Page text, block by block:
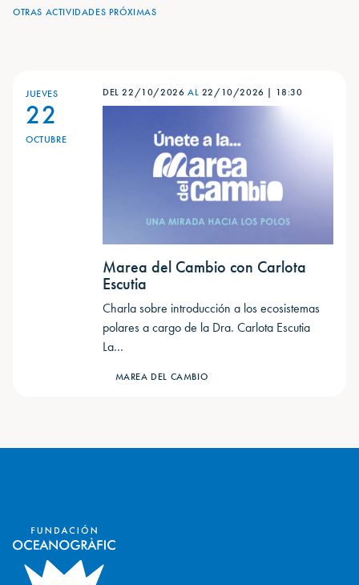
OTRAS ACTIVIDADES PRÓXIMAS
JUEVES
22
OCTUBRE
DEL 22/10/2026 AL 22/10/2026 | 18:30
Marea del Cambio con Carlota
Escutia
Charla sobre introducción a los ecosistemas
polares a cargo de la Dra. Carlota Escutia ​
La…
MAREA DEL CAMBIO